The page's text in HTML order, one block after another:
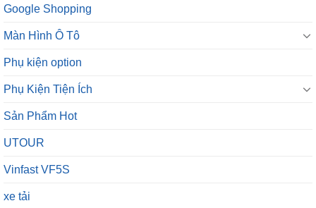
Google Shopping
Màn Hình Ô Tô
Phụ kiện option
Phụ Kiện Tiện Ích
Sản Phẩm Hot
UTOUR
Vinfast VF5S
xe tải